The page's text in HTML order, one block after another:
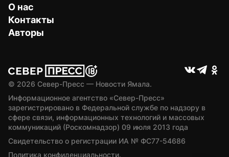
О нас
Контакты
Авторы
© 2026 Север-Пресс — Новости Ямала.
Информационное агентство «Север-Пресс»
зарегистрировано в Федеральной службе по надзору в
сфере связи, информационных технологий и массовых
коммуникаций (Роскомнадзор) 09 июля 2013 года
Свидетельство о регистрации ИА № ФС77-54686
Политика конфиденциальности.